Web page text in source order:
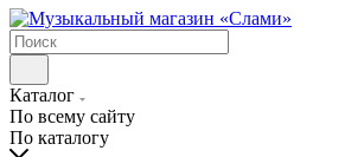
Каталог
По всему сайту
По каталогу